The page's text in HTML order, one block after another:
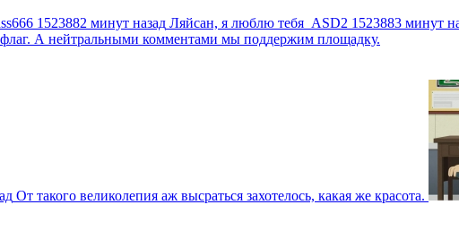
1523882 минут назад Ляйсан, я люблю тебя ASD2 1523883 минут
флаг. А нейтральными комментами мы поддержим площадку.
От такого великолепия аж высраться захотелось, какая же красота.